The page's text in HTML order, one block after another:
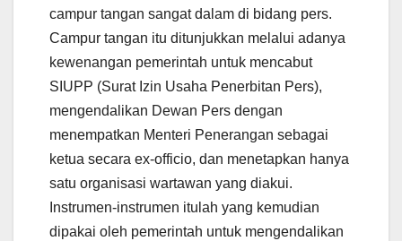
campur tangan sangat dalam di bidang pers.
Campur tangan itu ditunjukkan melalui adanya
kewenangan pemerintah untuk mencabut
SIUPP (Surat Izin Usaha Penerbitan Pers),
mengendalikan Dewan Pers dengan
menempatkan Menteri Penerangan sebagai
ketua secara ex-officio, dan menetapkan hanya
satu organisasi wartawan yang diakui.
Instrumen-instrumen itulah yang kemudian
dipakai oleh pemerintah untuk mengendalikan